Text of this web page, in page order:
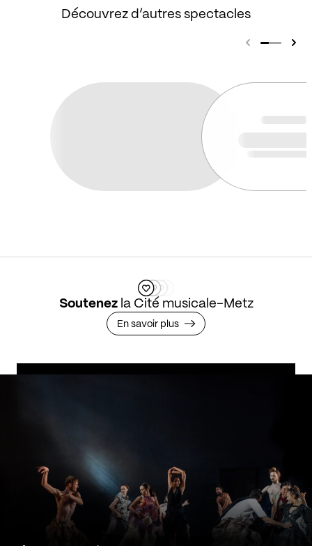
Découvrez d’autres spectacles
Soutenezla Cité musicale-Metz
En savoir plus